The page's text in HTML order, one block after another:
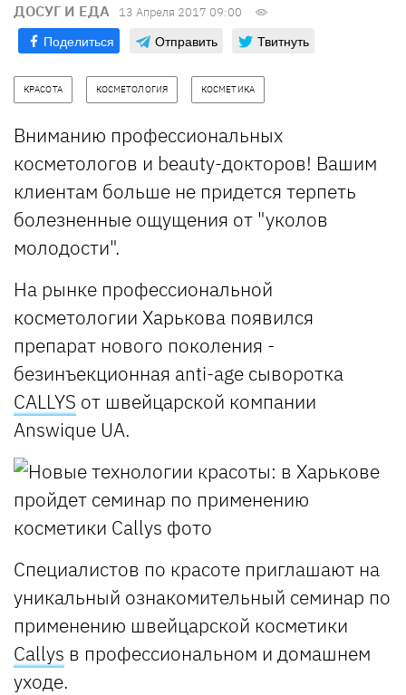
ДОСУГ И ЕДА 13 Апреля 2017 09:00
Поделиться Отправить Твитнуть
КРАСОТА КОСМЕТОЛОГИЯ КОСМЕТИКА
Вниманию профессиональных
косметологов и beauty-докторов! Вашим
клиентам больше не придется терпеть
болезненные ощущения от "уколов
молодости".
На рынке профессиональной
косметологии Харькова появился
препарат нового поколения -
безинъекционная аnti-аge сыворотка
CALLYS от швейцарской компании
Answique UA.
Специалистов по красоте приглашают на
уникальный ознакомительный семинар по
применению швейцарской косметики
Callys в профессиональном и домашнем
уходе.